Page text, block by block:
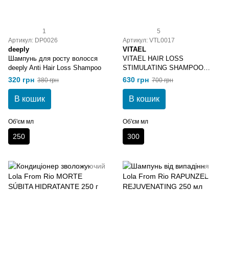
1
Артикул: DP0026
deeply
Шампунь для росту волосся
deeply Anti Hair Loss Shampoo
320 грн 380 грн
В кошик
Об'єм мл
250
5
Артикул: VTL0017
VITAEL
VITAEL HAIR LOSS
STIMULATING SHAMPOO
Шампунь проти випадіння
волосся 300 мл
630 грн 700 грн
В кошик
Об'єм мл
300